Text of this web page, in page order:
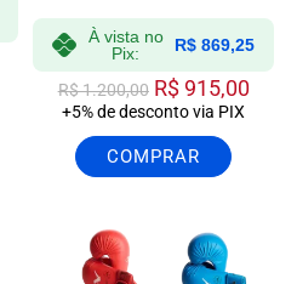
À vista no
Pix:
R$ 869,25
R$1.200,00 R$915,00
+5% de desconto via PIX
COMPRAR